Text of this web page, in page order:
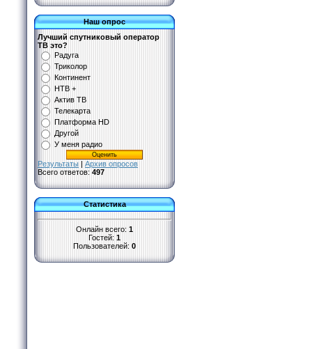
Наш опрос
Лучший спутниковый оператор
ТВ это?
Радуга
Триколор
Континент
НТВ +
Актив ТВ
Телекарта
Платформа HD
Другой
У меня радио
Результаты | Архив опросов
Всего ответов: 497
Статистика
Онлайн всего: 1
Гостей: 1
Пользователей: 0